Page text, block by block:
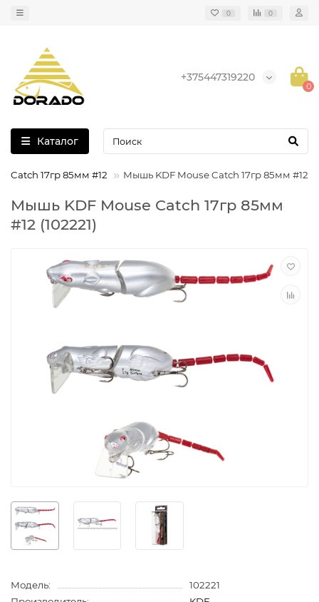
0 0
+375447319220
0
Каталог
Catch 17гр 85мм #12 Мышь KDF Mouse Catch 17гр 85мм #12
Мышь KDF Mouse Catch 17гр 85мм
#12 (102221)
Модель:
102221